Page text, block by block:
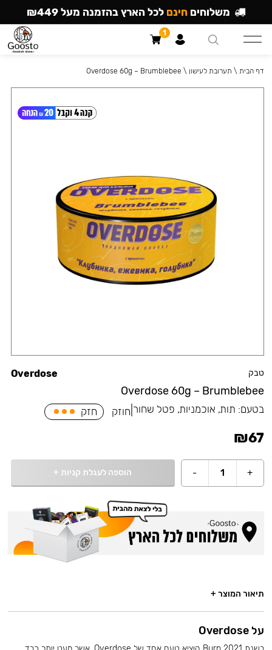
טבק
Overdose 60g – Brumblebee
Overdose
בטעם: תות, אוכמניות, פטל שחור חוזק חזק
₪67
+
1
- הוספה לעגלת קניות +
דף הבית \ תערובת לעישון \
Overdose 60g – Brumblebee
תיאור המוצר +
על Overdose
משלוחים חינם לכל הארץ בהזמנה מעל ₪449
1